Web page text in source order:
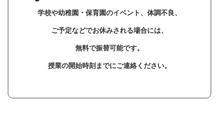
学校や幼稚園・保育園のイベント、体調不良、
ご予定などでお休みされる場合には、
無料で振替可能です。
授業の開始時刻までにご連絡ください。